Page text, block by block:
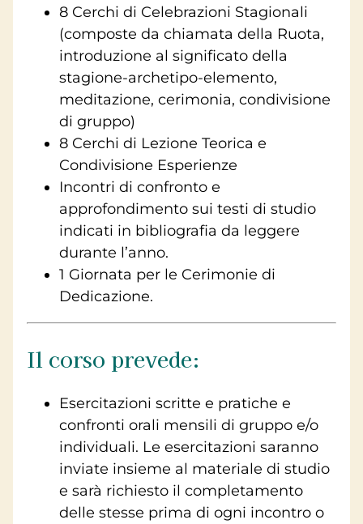
8 Cerchi di Celebrazioni Stagionali
(composte da chiamata della Ruota,
introduzione al significato della
stagione-archetipo-elemento,
meditazione, cerimonia, condivisione
di gruppo)
8 Cerchi di Lezione Teorica e
Condivisione Esperienze
Incontri di confronto e
approfondimento sui testi di studio
indicati in bibliografia da leggere
durante l’anno.
1 Giornata per le Cerimonie di
Dedicazione.
Il corso prevede:
Esercitazioni scritte e pratiche e
confronti orali mensili di gruppo e/o
individuali. Le esercitazioni saranno
inviate insieme al materiale di studio
e sarà richiesto il completamento
delle stesse prima di ogni incontro o